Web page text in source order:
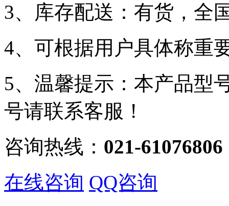
3、库存配送：有货，全
4、可根据用户具体称重
5、温馨提示：本产品型
号请联系客服！
咨询热线： 021-61076806
在线咨询 QQ咨询